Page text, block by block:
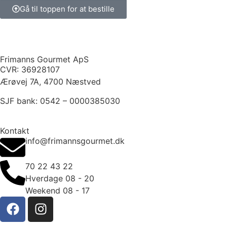
Gå til toppen for at bestille
Frimanns Gourmet ApS
CVR: 36928107
Ærøvej 7A, 4700 Næstved
SJF bank: 0542 – 0000385030
Kontakt
info@frimannsgourmet.dk
70 22 43 22
Hverdage 08 - 20
Weekend 08 - 17